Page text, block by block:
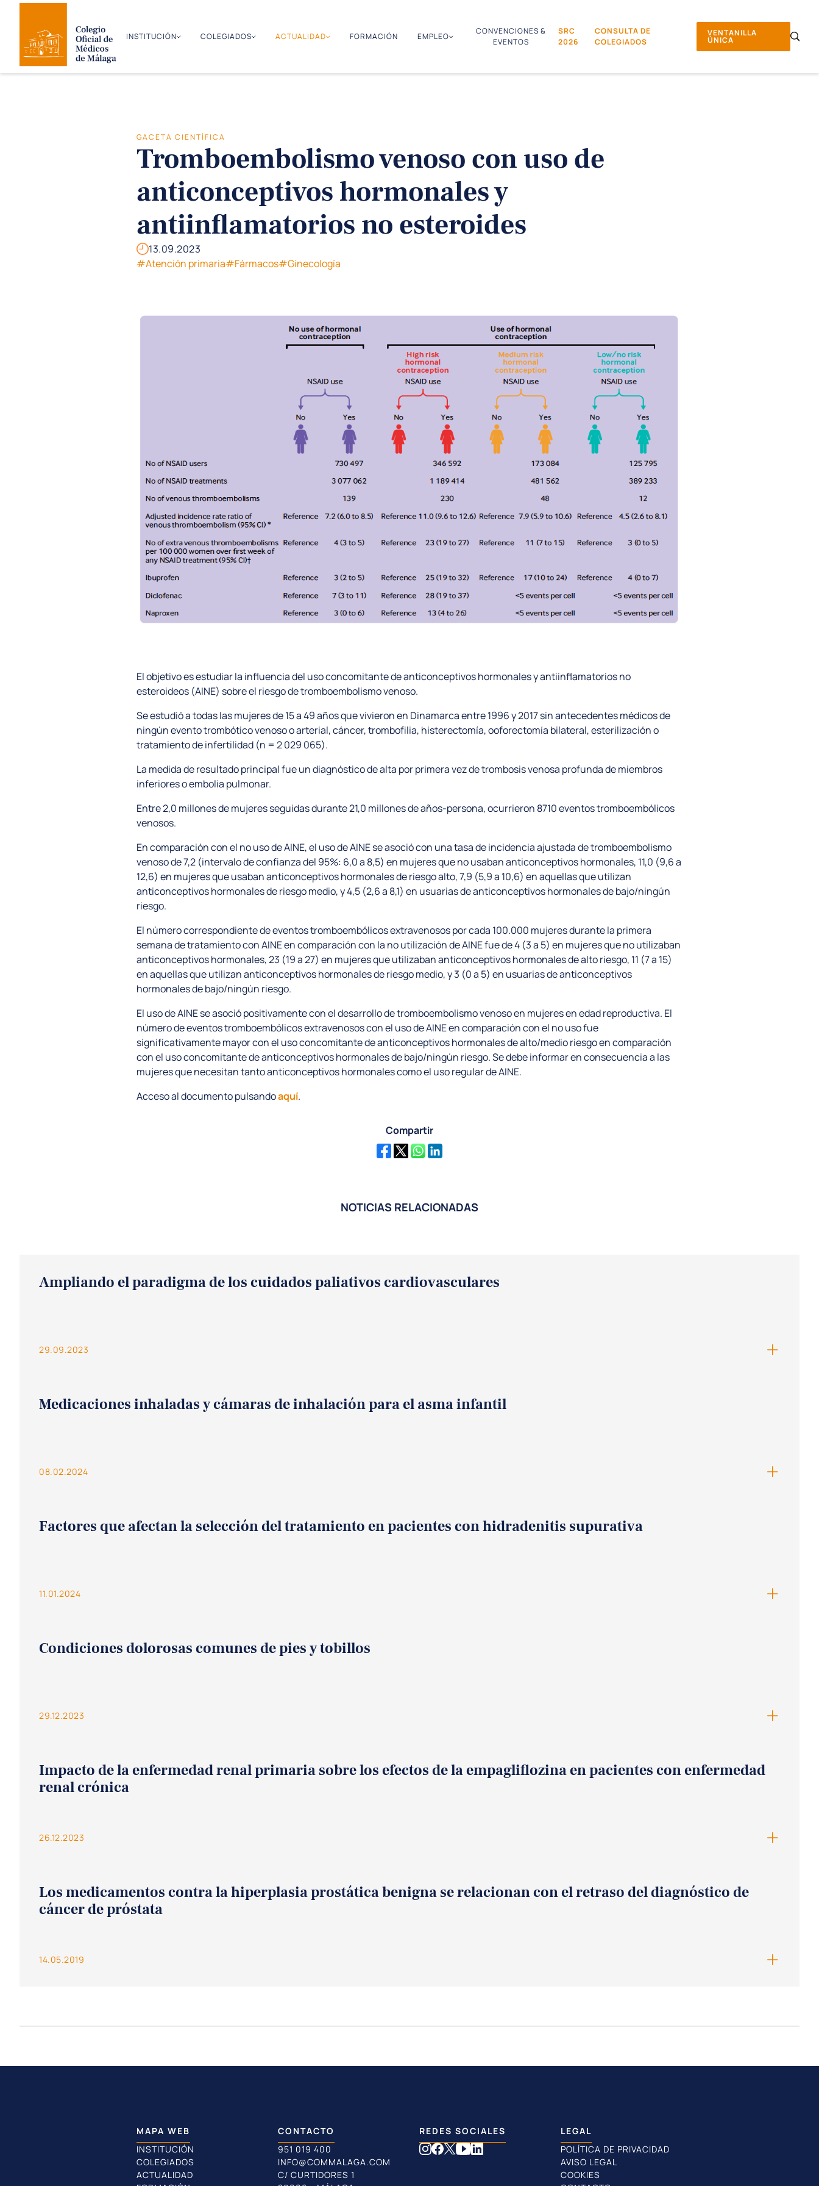
INSTITUCIÓN COLEGIADOS ACTUALIDAD FORMACIÓN EMPLEO
CONVENCIONES &
EVENTOS
SRC
2026
CONSULTA DE
COLEGIADOS
VENTANILLA
ÚNICA
GACETA CIENTÍFICA
Tromboembolismo venoso con uso de
anticonceptivos hormonales y
antiinflamatorios no esteroides
13.09.2023
#Atención primaria#Fármacos#Ginecología
El objetivo es estudiar la influencia del uso concomitante de anticonceptivos hormonales y antiinflamatorios no
esteroideos (AINE) sobre el riesgo de tromboembolismo venoso.
Se estudió a todas las mujeres de 15 a 49 años que vivieron en Dinamarca entre 1996 y 2017 sin antecedentes médicos de
ningún evento trombótico venoso o arterial, cáncer, trombofilia, histerectomía, ooforectomía bilateral, esterilización o
tratamiento de infertilidad (n = 2 029 065).
La medida de resultado principal fue un diagnóstico de alta por primera vez de trombosis venosa profunda de miembros
inferiores o embolia pulmonar.
Entre 2,0 millones de mujeres seguidas durante 21,0 millones de años-persona, ocurrieron 8710 eventos tromboembólicos
venosos.
En comparación con el no uso de AINE, el uso de AINE se asoció con una tasa de incidencia ajustada de tromboembolismo
venoso de 7,2 (intervalo de confianza del 95%: 6,0 a 8,5) en mujeres que no usaban anticonceptivos hormonales, 11,0 (9,6 a
12,6) en mujeres que usaban anticonceptivos hormonales de riesgo alto, 7,9 (5,9 a 10,6) en aquellas que utilizan
anticonceptivos hormonales de riesgo medio, y 4,5 (2,6 a 8,1) en usuarias de anticonceptivos hormonales de bajo/ningún
riesgo.
El número correspondiente de eventos tromboembólicos extravenosos por cada 100.000 mujeres durante la primera
semana de tratamiento con AINE en comparación con la no utilización de AINE fue de 4 (3 a 5) en mujeres que no utilizaban
anticonceptivos hormonales, 23 (19 a 27) en mujeres que utilizaban anticonceptivos hormonales de alto riesgo, 11 (7 a 15)
en aquellas que utilizan anticonceptivos hormonales de riesgo medio, y 3 (0 a 5) en usuarias de anticonceptivos
hormonales de bajo/ningún riesgo.
El uso de AINE se asoció positivamente con el desarrollo de tromboembolismo venoso en mujeres en edad reproductiva. El
número de eventos tromboembólicos extravenosos con el uso de AINE en comparación con el no uso fue
significativamente mayor con el uso concomitante de anticonceptivos hormonales de alto/medio riesgo en comparación
con el uso concomitante de anticonceptivos hormonales de bajo/ningún riesgo. Se debe informar en consecuencia a las
mujeres que necesitan tanto anticonceptivos hormonales como el uso regular de AINE.
Acceso al documento pulsandoaquí.
Compartir
NOTICIAS RELACIONADAS
Ampliando el paradigma de los cuidados paliativos cardiovasculares
29.09.2023
Medicaciones inhaladas y cámaras de inhalación para el asma infantil
08.02.2024
Factores que afectan la selección del tratamiento en pacientes con hidradenitis supurativa
11.01.2024
Condiciones dolorosas comunes de pies y tobillos
29.12.2023
Impacto de la enfermedad renal primaria sobre los efectos de la empagliflozina en pacientes con enfermedad
renal crónica
26.12.2023
Los medicamentos contra la hiperplasia prostática benigna se relacionan con el retraso del diagnóstico de
cáncer de próstata
14.05.2019
MAPA WEB
INSTITUCIÓN
COLEGIADOS
ACTUALIDAD
CONTACTO
951 019 400
INFO@COMMALAGA.COM
C/ CURTIDORES 1
REDES SOCIALES
LEGAL
POLÍTICA DE PRIVACIDAD
AVISO LEGAL
COOKIES